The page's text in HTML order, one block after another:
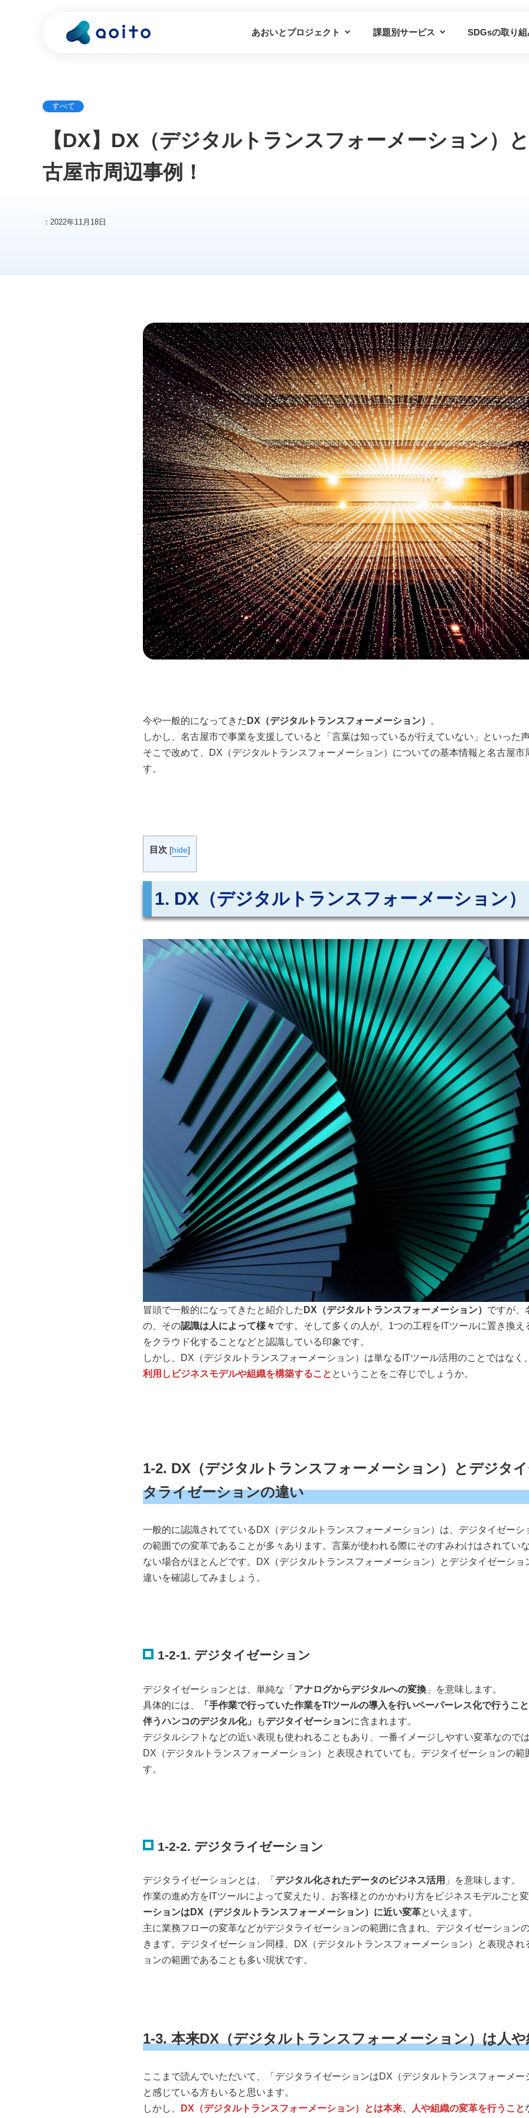
あおいとプロジェクト 課題別サービス SDGsの取り組
すべて
【DX】DX（デジタルトランスフォーメーション）
古屋市周辺事例！
：2022年11月18日
今や一般的になってきた DX（デジタルトランスフォーメーション）
。
しかし、名古屋市で事業を支援していると「言葉は知っているが行えていない」といった
そこで改めて、DX（デジタルトランスフォーメーション）についての基本情報と名古屋
す。
目次 [hide]
1. DX（デジタルトランスフォーメーション
冒頭で一般的になってきたと紹介した DX（デジタルトランスフォーメーション） ですが、
の、その認識は人によって様々です。そして多くの人が、1つの工程をITツールに置き換
をクラウド化することなどと認識している印象です。
しかし、DX（デジタルトランスフォーメーション）は単なるITツール活用のことではなく
利用しビジネスモデルや組織を構築すること ということをご存じでしょうか。
1-2. DX（デジタルトランスフォーメーション）とデジタ
タライゼーションの違い
一般的に認識されてているDX（デジタルトランスフォーメーション）は、デジタイゼー
の範囲での変革であることが多々あります。言葉が使われる際にそのすみわけはされてい
ない場合がほとんどです。DX（デジタルトランスフォーメーション）とデジタイゼーシ
違いを確認してみましょう。
1-2-1. デジタイゼーション
デジタイゼーションとは、単純な「 アナログからデジタルへの変換 」を意味します。
具体的には、
「手作業で行っていた作業をTIツールの導入を行いペーパーレス化で行うこ
伴うハンコのデジタル化」
もデジタイゼーションに含まれます。
デジタルシフトなどの近い表現も使われることもあり、一番イメージしやすい変革なので
DX（デジタルトランスフォーメーション）と表現されていても、デジタイゼーションの
す。
1-2-2. デジタライゼーション
デジタライゼーションとは、「 デジタル化されたデータのビジネス活用 」を意味します。
作業の進め方をITツールによって変えたり、お客様とのかかわり方をビジネスモデルごと
ーションはDX（デジタルトランスフォーメーション）に近い変革といえます。
主に業務フローの変革などがデジタライゼーションの範囲に含まれ、デジタイゼーション
きます。デジタイゼーション同様、DX（デジタルトランスフォーメーション）と表現さ
ョンの範囲であることも多い現状です。
1-3. 本来DX（デジタルトランスフォーメーション）は人
ここまで読んでいただいて、「デジタライゼーションはDX（デジタルトランスフォーメ
と感じている方もいると思います。
しかし、
DX（デジタルトランスフォーメーション）とは本来、人や組織の変革を行うこと